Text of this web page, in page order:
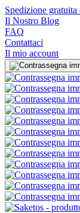
Spedizione gratuita
Il Nostro Blog
FAQ
Contattaci
Il mio account